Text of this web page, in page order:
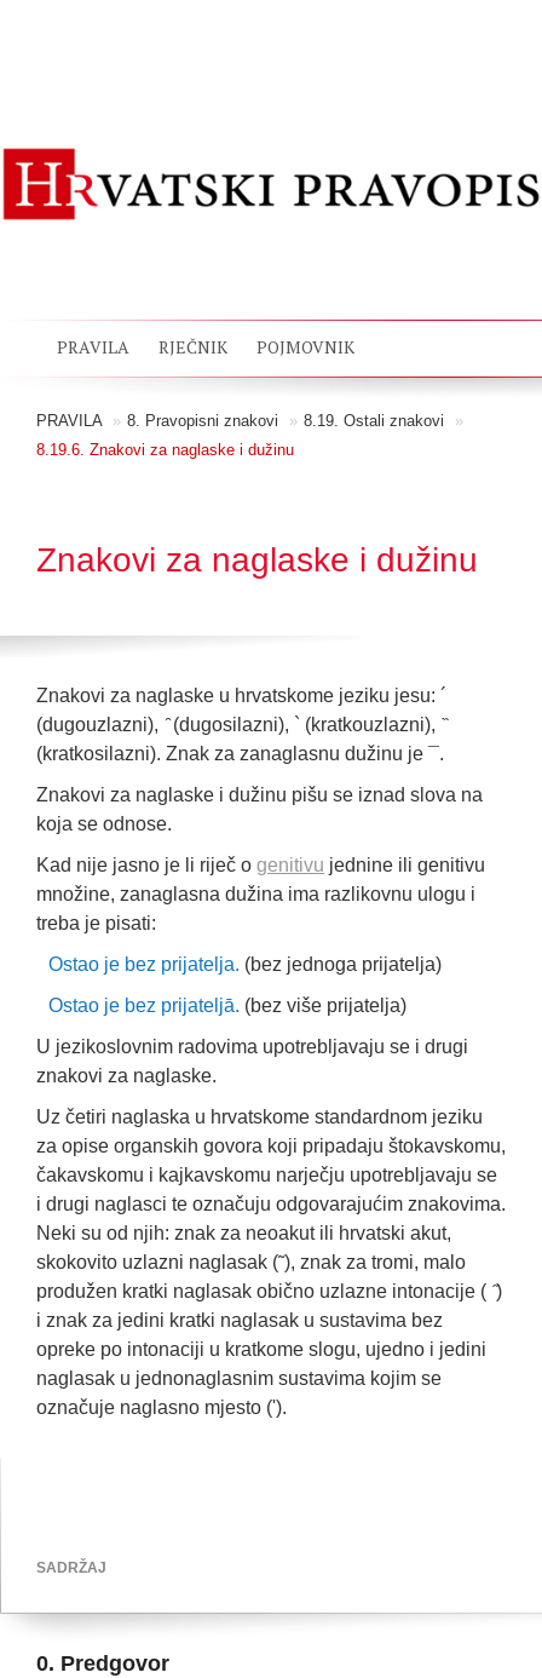
PRAVILA RJEČNIK POJMOVNIK
PRAVILA » 8. Pravopisni znakovi » 8.19. Ostali znakovi
»
8.19.6. Znakovi za naglaske i dužinu
Znakovi za naglaske i dužinu
Znakovi za naglaske u hrvatskome jeziku jesu: ´
(dugouzlazni), ̑ (dugosilazni), ` (kratkouzlazni), ̏
(kratkosilazni). Znak za zanaglasnu dužinu je ¯.
Znakovi za naglaske i dužinu pišu se iznad slova na
koja se odnose.
Kad nije jasno je li riječ o genitivu jednine ili genitivu
množine, zanaglasna dužina ima razlikovnu ulogu i
treba je pisati:
Ostao je bez prijatelja. (bez jednoga prijatelja)
Ostao je bez prijateljā. (bez više prijatelja)
U jezikoslovnim radovima upotrebljavaju se i drugi
znakovi za naglaske.
Uz četiri naglaska u hrvatskome standardnom jeziku
za opise organskih govora koji pripadaju štokavskomu,
čakavskomu i kajkavskomu narječju upotrebljavaju se
i drugi naglasci te označuju odgovarajućim znakovima.
Neki su od njih: znak za neoakut ili hrvatski akut,
skokovito uzlazni naglasak (˜), znak za tromi, malo
produžen kratki naglasak obično uzlazne intonacije ( ̋)
i znak za jedini kratki naglasak u sustavima bez
opreke po intonaciji u kratkome slogu, ujedno i jedini
naglasak u jednonaglasnim sustavima kojim se
označuje naglasno mjesto (').
SADRŽAJ
0. Predgovor